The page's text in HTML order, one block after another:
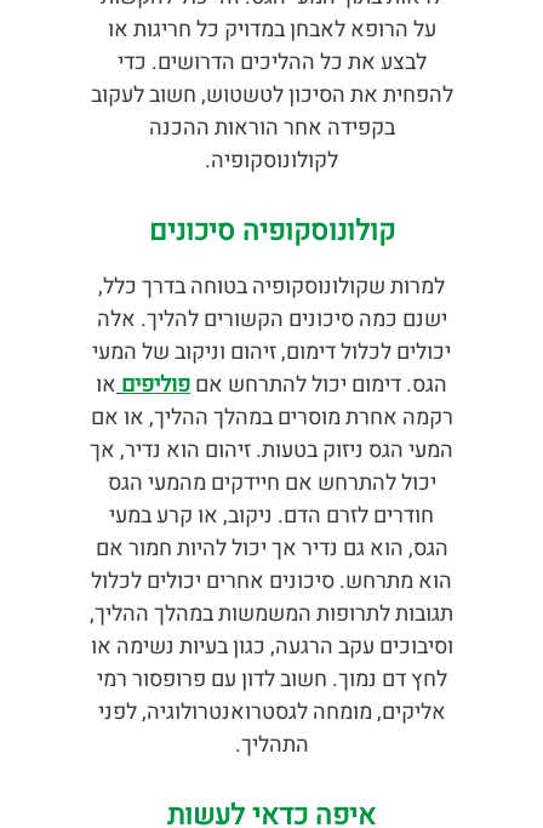
על הרופא לאבחן במדויק כל חריגות או
לבצע את כל ההליכים הדרושים. כדי
להפחית את הסיכון לטשטוש, חשוב לעקוב
בקפידה אחר הוראות ההכנה
לקולונוסקופיה.
קולונוסקופיה סיכונים
למרות שקולונוסקופיה בטוחה בדרך כלל,
ישנם כמה סיכונים הקשורים להליך. אלה
יכולים לכלול דימום, זיהום וניקוב של המעי
הגס. דימום יכול להתרחש אםפוליפיםאו
רקמה אחרת מוסרים במהלך ההליך, או אם
המעי הגס ניזוק בטעות. זיהום הוא נדיר, אך
יכול להתרחש אם חיידקים מהמעי הגס
חודרים לזרם הדם. ניקוב, או קרע במעי
הגס, הוא גם נדיר אך יכול להיות חמור אם
הוא מתרחש. סיכונים אחרים יכולים לכלול
תגובות לתרופות המשמשות במהלך ההליך,
וסיבוכים עקב הרגעה, כגון בעיות נשימה או
לחץ דם נמוך. חשוב לדון עם פרופסור רמי
אליקים, מומחה לגסטרואנטרולוגיה, לפני
התהליך.
איפה כדאי לעשות